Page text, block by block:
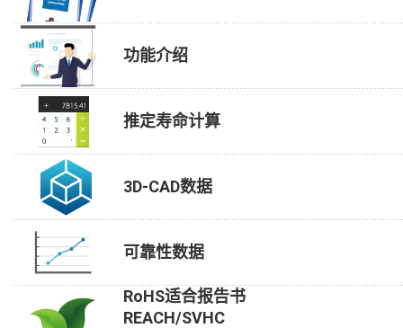
功能介绍
推定寿命计算
3D-CAD数据
可靠性数据
RoHS适合报告书
REACH/SVHC